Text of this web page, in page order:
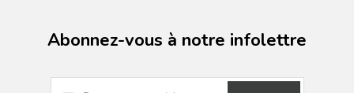
Abonnez-vous à notre infolettre